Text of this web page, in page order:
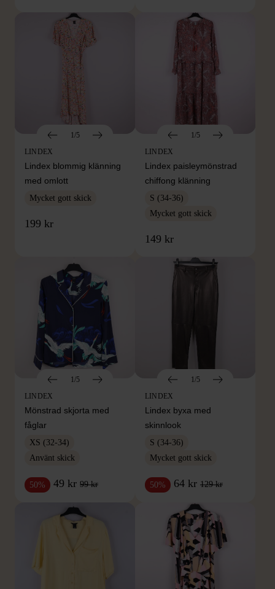
1/5
LINDEX
Lindex blommig klänning
med omlott
Mycket gott skick
199 kr
1/5
LINDEX
Lindex paisleymönstrad
chiffong klänning
S (34-36)
Mycket gott skick
149 kr
1/5
LINDEX
Mönstrad skjorta med
fåglar
XS (32-34)
Använt skick
50% 49 kr 99 kr
1/5
LINDEX
Lindex byxa med
skinnlook
S (34-36)
Mycket gott skick
50% 64 kr 129 kr